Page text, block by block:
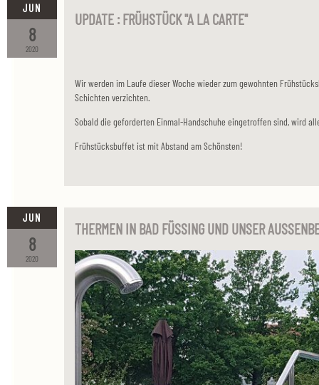
2020
8
JUN
UPDATE : FRÜHSTÜCK "A LA CARTE"
Wir werden im Laufe dieser Woche wieder zum gewohnten
Schichten verzichten.
Sobald die geforderten Einmal-Handschuhe eingetroffen sind, wird
Frühstücksbuffet ist mit Abstand am Schönsten!
2020
8
JUN
THERMEN IN BAD FÜSSING UND UNSER